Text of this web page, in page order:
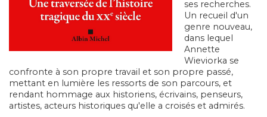
ses recherches.
Un recueil d'un
genre nouveau,
dans lequel
Annette
Wieviorka se
confronte à son propre travail et son propre passé,
mettant en lumière les ressorts de son parcours, et
rendant hommage aux historiens, écrivains, penseurs,
artistes, acteurs historiques qu'elle a croisés et admirés.